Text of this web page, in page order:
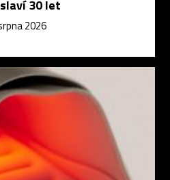
30 let
2026